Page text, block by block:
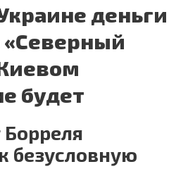
деньги
«Северный
будет
Борреля
безусловную